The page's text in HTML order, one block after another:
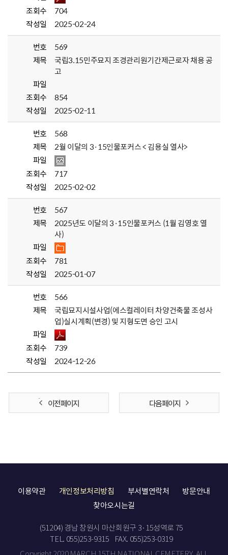
조회수
704
작성일
2025-02-24
번호
569
제목
국립3.15민주묘지 조경관리원기간제근로자 채용 공
고
파일
조회수
854
작성일
2025-02-11
번호
568
제목
2월 이달의 3·15인물포커스 < 김용실 열사>
파일
조회수
717
작성일
2025-02-02
번호
567
제목
2025년도 이달의 3·15인물포커스 (1월 김영호 열
사)
파일
조회수
781
작성일
2025-01-07
번호
566
제목
국립묘지시설사업(에스컬레이터 차양건축물 조성사
업)실시계획(변경) 및 지형도면 승인 고시
파일
조회수
739
작성일
2024-12-26
이전 페이지 다음 페이지
이용약관 개인정보처리방침 부서별연락처
방문안내
찾아오시는길
(51204) 경남 창원시 마산회원구 3·15성역로 75
TEL. 055)253-9315
FAX. 055)253-0319